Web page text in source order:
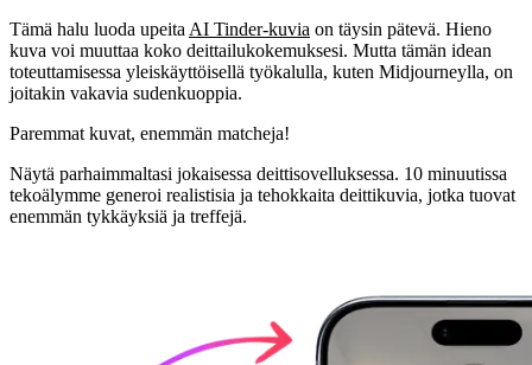
Tämä halu luoda upeita AI Tinder-kuvia on täysin pätevä. Hieno
kuva voi muuttaa koko deittailukokemuksesi. Mutta tämän idean
toteuttamisessa yleiskäyttöisellä työkalulla, kuten Midjourneylla, on
joitakin vakavia sudenkuoppia.
Paremmat kuvat, enemmän matcheja!
Näytä parhaimmaltasi jokaisessa deittisovelluksessa. 10 minuutissa
tekoälymme generoi realistisia ja tehokkaita deittikuvia, jotka tuovat
enemmän tykkäyksiä ja treffejä.